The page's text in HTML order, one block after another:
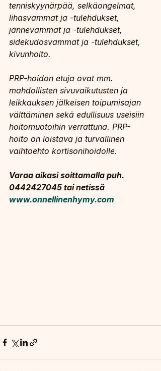
tenniskyynärpää, selkäongelmat,
lihasvammat ja -tulehdukset,
jännevammat ja -tulehdukset,
sidekudosvammat ja -tulehdukset,
kivunhoito.
PRP-hoidon etuja ovat mm.
mahdollisten sivuvaikutusten ja
leikkauksen jälkeisen toipumisajan
välttäminen sekä edullisuus useisiin
hoitomuotoihin verrattuna. PRP-
hoito on loistava ja turvallinen
vaihtoehto kortisonihoidolle.
Varaa aikasi soittamalla puh.
0442427045 tai netissä
www.onnellinenhymy.com